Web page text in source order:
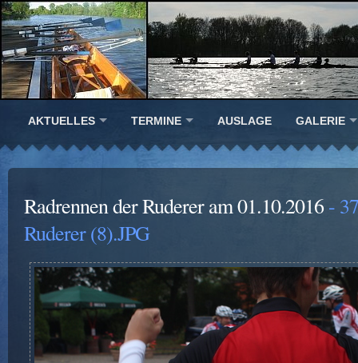
AKTUELLES TERMINE AUSLAGE GALERIE
Radrennen der Ruderer am 01.10.2016 -
Ruderer (8).JPG